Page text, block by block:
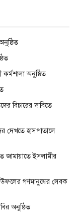
কর্মশালা অনুষ্ঠিত
বিচারের দাবিতে
দেখতে হাসপাতালে
জামায়াতে ইসলামীর
গণমানুষের সেবক
অনুষ্ঠিত